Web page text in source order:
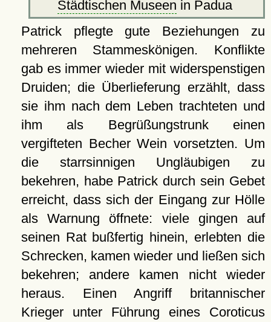
Städtischen Museen in Padua
Patrick pflegte gute Beziehungen zu
mehreren Stammeskönigen. Konflikte
gab es immer wieder mit widerspenstigen
Druiden; die Überlieferung erzählt, dass
sie ihm nach dem Leben trachteten und
ihm als Begrüßungstrunk einen
vergifteten Becher Wein vorsetzten. Um
die starrsinnigen Ungläubigen zu
bekehren, habe Patrick durch sein Gebet
erreicht, dass sich der Eingang zur Hölle
als Warnung öffnete: viele gingen auf
seinen Rat bußfertig hinein, erlebten die
Schrecken, kamen wieder und ließen sich
bekehren; andere kamen nicht wieder
heraus. Einen Angriff britannischer
Krieger unter Führung eines Coroticus